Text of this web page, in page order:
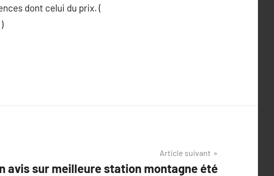
dont celui du prix. (
Article suivant
avis sur meilleure station montagne été